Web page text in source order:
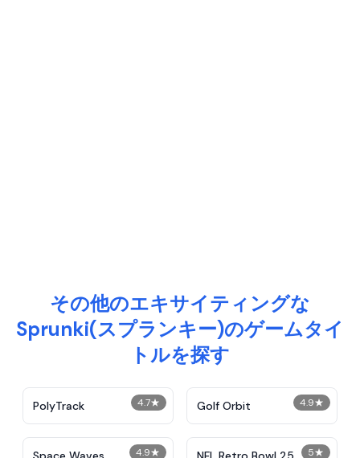
その他のエキサイティングな
Sprunki(スプランキー)のゲームタイ
トルを探す
4.7★
PolyTrack 4.9★
Golf Orbit
4.9★ 5★